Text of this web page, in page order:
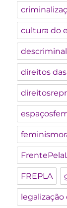
cultura do
direitos
FREPLA